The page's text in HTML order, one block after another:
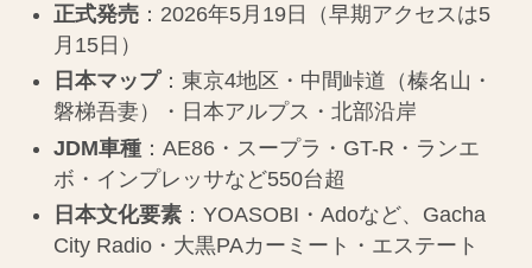
正式発売：2026年5月19日（早期アクセスは5
月15日）
日本マップ：東京4地区・中間峠道（榛名山・
磐梯吾妻）・日本アルプス・北部沿岸
JDM車種：AE86・スープラ・GT-R・ランエ
ボ・インプレッサなど550台超
日本文化要素：YOASOBI・Adoなど、Gacha
City Radio・大黒PAカーミート・エステート